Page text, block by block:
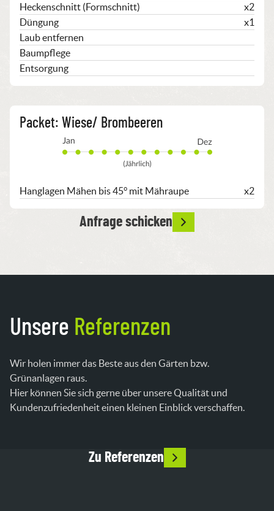
Heckenschnitt (Formschnitt)
x2
Düngung
x1
Laub entfernen
Baumpflege
Entsorgung
Packet: Wiese/ Brombeeren
Hanglagen Mähen bis 45° mit Mähraupe x2
Anfrage schicken
Unsere Referenzen
Wir holen immer das Beste aus den Gärten bzw.
Grünanlagen raus.
Hier können Sie sich gerne über unsere Qualität und
Kundenzufriedenheit einen kleinen Einblick verschaffen.
Zu Referenzen